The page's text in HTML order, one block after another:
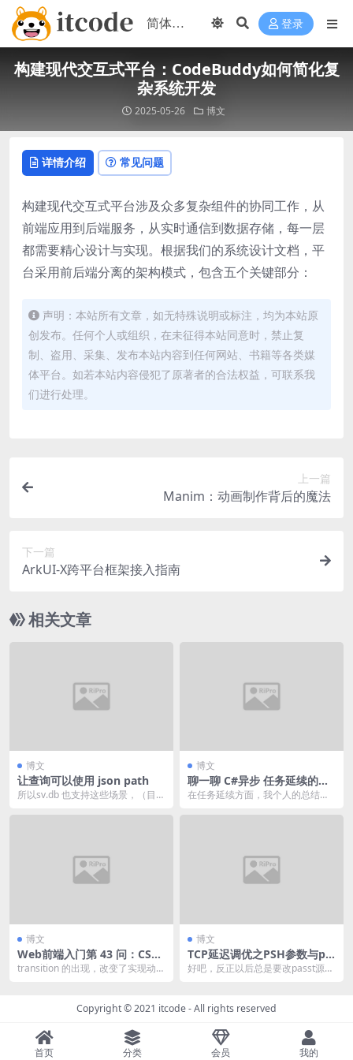
登录
构建现代交互式平台：CodeBuddy如何简化复
杂系统开发
2025-05-26 博文
详情介绍 常见问题
构建现代交互式平台涉及众多复杂组件的协同工作，从
前端应用到后端服务，从实时通信到数据存储，每一层
都需要精心设计与实现。根据我们的系统设计文档，平
台采用前后端分离的架构模式，包含五个关键部分：
声明：本站所有文章，如无特殊说明或标注，均为本站原
创发布。任何个人或组织，在未征得本站同意时，禁止复
制、盗用、采集、发布本站内容到任何网站、书籍等各类媒
体平台。如若本站内容侵犯了原著者的合法权益，可联系我
们进行处理。
上一篇
Manim：动画制作背后的魔法
下一篇
ArkUI-X跨平台框架接入指南
相关文章
博文
让查询可以使用 json path
所以sv.db 也支持这些场景，（目前
博文
聊一聊 C#异步 任务延续的三
种底层玩法
在任务延续方面，我个人的总结就
博文
Web前端入门第 43 问：CSS
动画之过渡属性 transition 改
transition 的出现，改变了实现动画
博文
TCP延迟调优之PSH参数与pa
sst延迟问题修复
好吧，反正以后总是要改passt源代
Copyright © 2021 itcode- All rights reserved
首页 分类 会员 我的